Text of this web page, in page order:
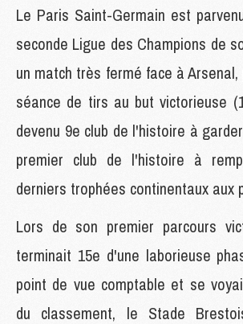
Le Paris Saint-Germain est
seconde Ligue des Champions de
un match très fermé face à
séance de tirs au but victorieuse
devenu 9e club de l'histoire à
premier club de l'histoire à
derniers trophées continentaux aux
Lors de son premier parcours
terminait 15e d'une laborieuse
point de vue comptable et se
du classement, le Stade